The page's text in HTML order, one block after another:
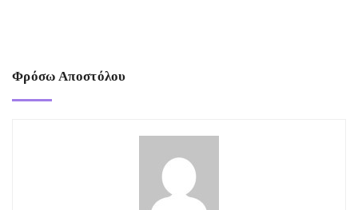
Φρόσω Αποστόλου